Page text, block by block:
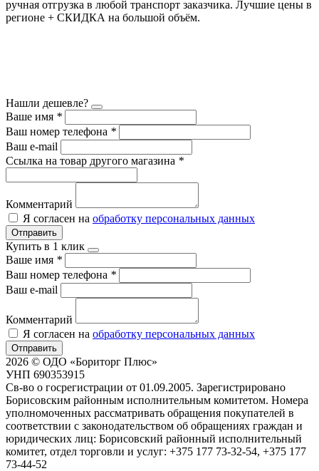
ручная отгрузка в любой транспорт заказчика. Лучшие цены в
регионе + СКИДКА на большой объём.
Нашли дешевле?
Ваше имя *
Ваш номер телефона *
Ваш e-mail
Ссылка на товар другого магазина *
Комментарий
Я согласен на обработку персональных данных
Отправить
Купить в 1 клик
Ваше имя *
Ваш номер телефона *
Ваш e-mail
Комментарий
Я согласен на обработку персональных данных
Отправить
2026 © ОДО «Бориторг Плюс»
УНП 690353915
Св-во о госрегистрации от 01.09.2005. Зарегистрировано
Борисовским районным исполнительным комитетом. Номера
уполномоченных рассматривать обращения покупателей в
соответствии с законодательством об обращениях граждан и
юридических лиц: Борисовский районный исполнительный
комитет, отдел торговли и услуг: +375 177 73-32-54, +375 177
73-44-52